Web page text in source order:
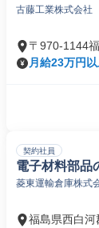
古藤工業株式会社
〒970-1144
月給23万円
契約社員
電子材料部品
菱東運輸倉庫株式
福島県西白河